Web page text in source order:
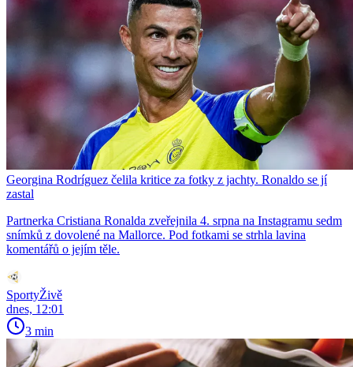
Georgina Rodríguez čelila kritice za fotky z jachty. Ronaldo se jí
zastal
Partnerka Cristiana Ronalda zveřejnila 4. srpna na Instagramu sedm
snímků z dovolené na Mallorce. Pod fotkami se strhla lavina
komentářů o jejím těle.
SportyŽivě
dnes, 12:01
3 min